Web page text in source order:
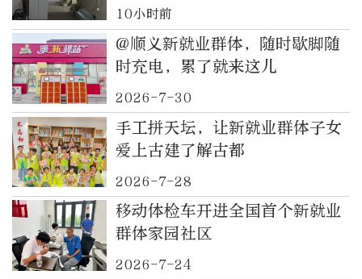
10小时前
@顺义新就业群体，随时歇脚随
时充电，累了就来这儿
2026-7-30
手工拼天坛，让新就业群体子女
爱上古建了解古都
2026-7-28
移动体检车开进全国首个新就业
群体家园社区
2026-7-24